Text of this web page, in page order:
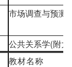
市场调查与预测
公共关系学(附大
教材名称